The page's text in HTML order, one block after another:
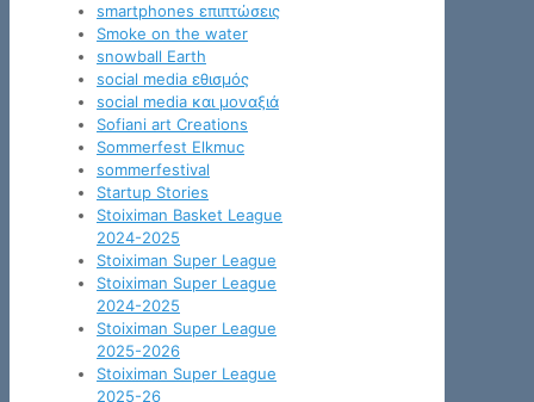
smartphones επιπτώσεις
Smoke on the water
snowball Earth
social media εθισμός
social media και μοναξιά
Sofiani art Creations
Sommerfest Elkmuc
sommerfestival
Startup Stories
Stoiximan Basket League
2024-2025
Stoiximan Super League
Stoiximan Super League
2024-2025
Stoiximan Super League
2025-2026
Stoiximan Super League
2025-26